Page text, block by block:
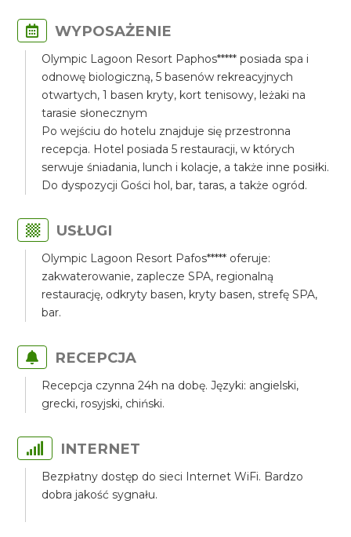
WYPOSAŻENIE
Olympic Lagoon Resort Paphos***** posiada spa i
odnowę biologiczną, 5 basenów rekreacyjnych
otwartych, 1 basen kryty, kort tenisowy, leżaki na
tarasie słonecznym
Po wejściu do hotelu znajduje się przestronna
recepcja. Hotel posiada 5 restauracji, w których
serwuje śniadania, lunch i kolacje, a także inne posiłki.
Do dyspozycji Gości hol, bar, taras, a także ogród.
USŁUGI
Olympic Lagoon Resort Pafos***** oferuje:
zakwaterowanie, zaplecze SPA, regionalną
restaurację, odkryty basen, kryty basen, strefę SPA,
bar.
RECEPCJA
Recepcja czynna 24h na dobę. Języki: angielski,
grecki, rosyjski, chiński.
INTERNET
Bezpłatny dostęp do sieci Internet WiFi. Bardzo
dobra jakość sygnału.